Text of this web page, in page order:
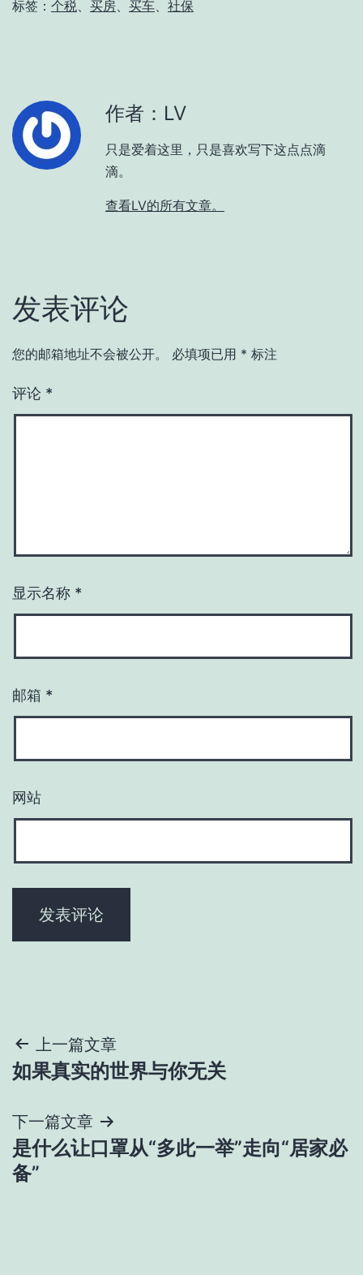
标签： 个税 买房 买车 社保
作者：LV
只是爱着这里，只是喜欢写下这点点滴
滴。
查看LV的所有文章。
发表评论
您的邮箱地址不会被公开。 必填项已用 * 标注
评论 *
显示名称 *
邮箱 *
网站
文
章
导
航
上一篇文章
如果真实的世界与你无关
下一篇文章
是什么让口罩从“多此一举”走向“居家必
备”